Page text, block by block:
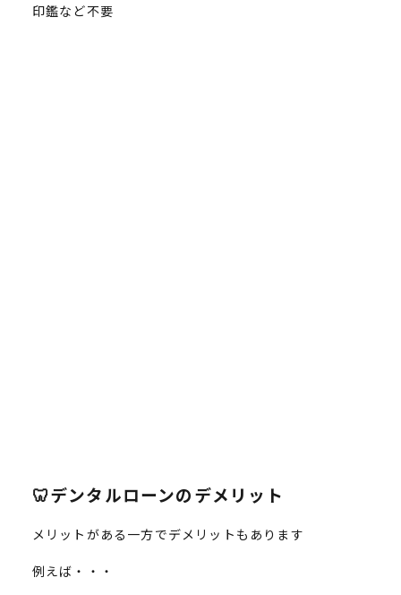
印鑑など不要
🦷デンタルローンのデメリット
メリットがある一方でデメリットもあります
例えば・・・